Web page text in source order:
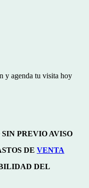
y agenda tu visita hoy
PREVIO AVISO
DE VENTA
DEL